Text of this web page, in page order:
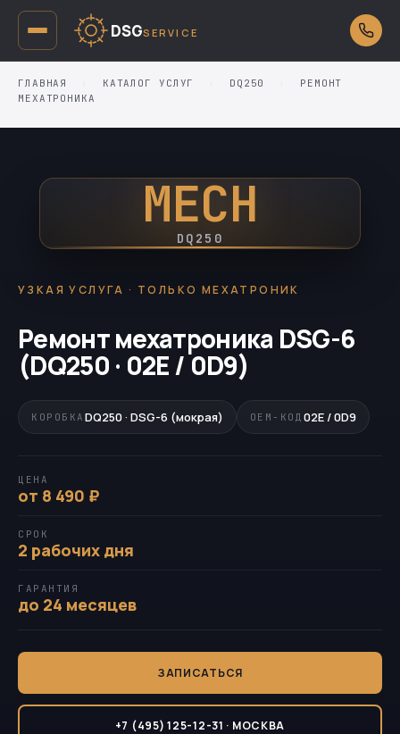
DSGSERVICE
ГЛАВНАЯ КАТАЛОГ УСЛУГ DQ250
РЕМОНТ
МЕХАТРОНИКА
MECH
DQ250
УЗКАЯ УСЛУГА · ТОЛЬКО МЕХАТРОНИК
Ремонт мехатроника DSG-6
(DQ250 · 02E / 0D9)
КОРОБКА DQ250 · DSG-6 (мокрая) OEM-КОД 02E / 0D9
ЦЕНА
от 8 490 ₽
СРОК
2 рабочих дня
ГАРАНТИЯ
до 24 месяцев
ЗАПИСАТЬСЯ
+7 (495) 125-12-31 · МОСКВА